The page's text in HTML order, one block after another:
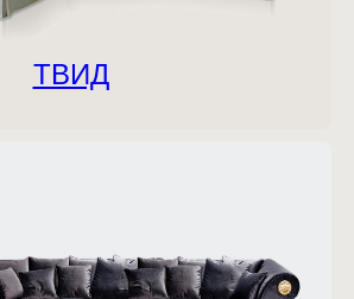
ТВИД